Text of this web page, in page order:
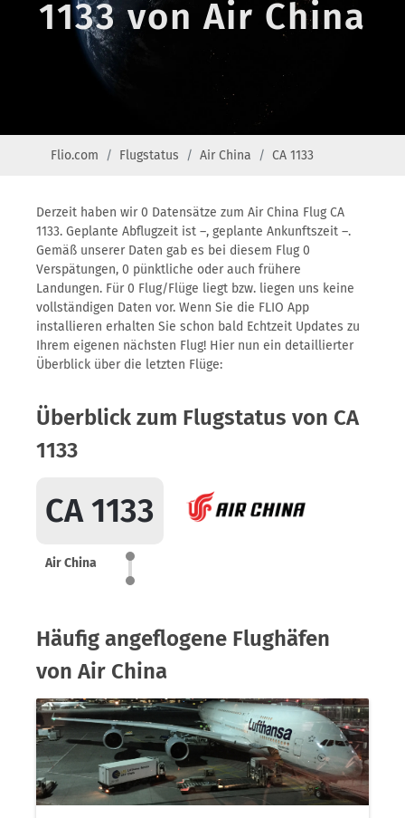
1133 von Air China
Flio.com Flugstatus Air China CA 1133
Derzeit haben wir 0 Datensätze zum Air China Flug CA
1133. Geplante Abflugzeit ist –, geplante Ankunftszeit –.
Gemäß unserer Daten gab es bei diesem Flug 0
Verspätungen, 0 pünktliche oder auch frühere
Landungen. Für 0 Flug/Flüge liegt bzw. liegen uns keine
vollständigen Daten vor. Wenn Sie die FLIO App
installieren erhalten Sie schon bald Echtzeit Updates zu
Ihrem eigenen nächsten Flug! Hier nun ein detaillierter
Überblick über die letzten Flüge:
Überblick zum Flugstatus von CA
1133
CA 1133
Air China
Häufig angeflogene Flughäfen
von Air China